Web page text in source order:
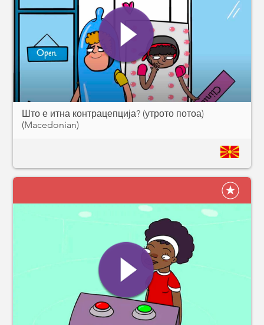
Што е итна контрацепција? (утрото потоа)
(Macedonian)